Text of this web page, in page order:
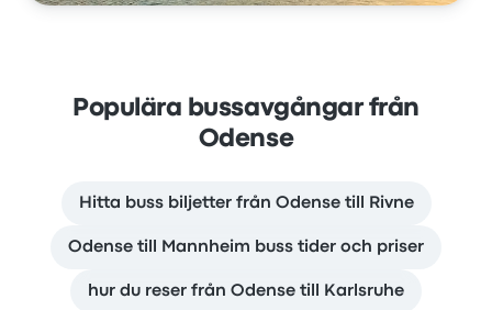
Populära bussavgångar från
Odense
Hitta buss biljetter från Odense till Rivne
Odense till Mannheim buss tider och priser
hur du reser från Odense till Karlsruhe